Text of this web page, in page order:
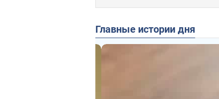
Главные истории дня